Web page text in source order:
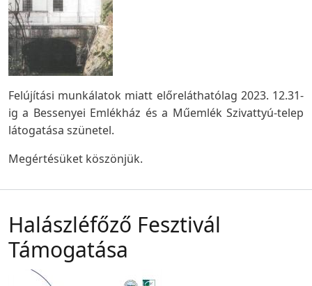
Felújítási munkálatok miatt előreláthatólag 2023. 12.31-
ig a Bessenyei Emlékház és a Műemlék Szivattyú-telep
látogatása szünetel.
Megértésüket köszönjük.
Halászléfőző Fesztivál
Támogatása